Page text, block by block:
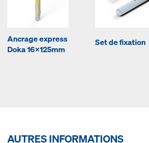
Ancrage express
Doka 16x125mm
Set de fixation
AUTRES INFORMATIONS